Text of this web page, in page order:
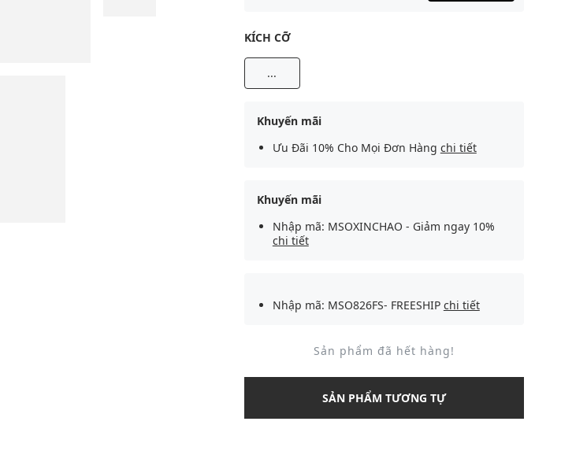
KÍCH CỠ
...
Khuyến mãi
Ưu Đãi 10% Cho Mọi Đơn Hàng chi tiết
Khuyến mãi
Nhập mã: MSOXINCHAO - Giảm ngay 10%
chi tiết
Nhập mã: MSO826FS- FREESHIP chi tiết
Sản phẩm đã hết hàng!
SẢN PHẨM TƯƠNG TỰ